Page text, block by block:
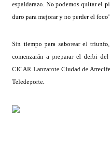
espaldarazo. No podemos quitar el
duro para mejorar y no perder el
Sin tiempo para saborear el
comenzarán a preparar el derbi
CICAR Lanzarote Ciudad de
Teledeporte.